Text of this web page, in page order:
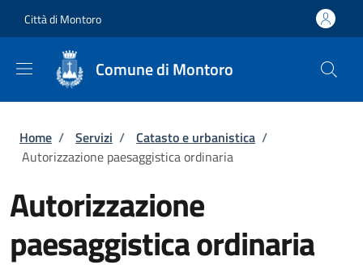
Città di Montoro
Comune di Montoro
Briciole di pane
Home / Servizi / Catasto e urbanistica /
Autorizzazione paesaggistica ordinaria
Autorizzazione
paesaggistica ordinaria